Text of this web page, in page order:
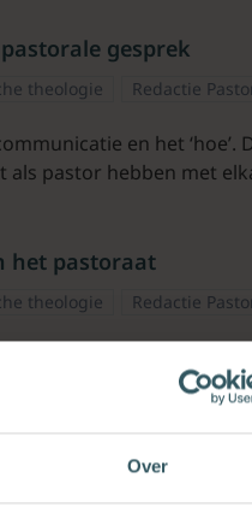
Over
gesprek
theologie Redactie
en het ‘hoe’.
pastor hebben met
het pastoraat
theologie Redactie
Angst geeft een benauwd,
plakt. Je